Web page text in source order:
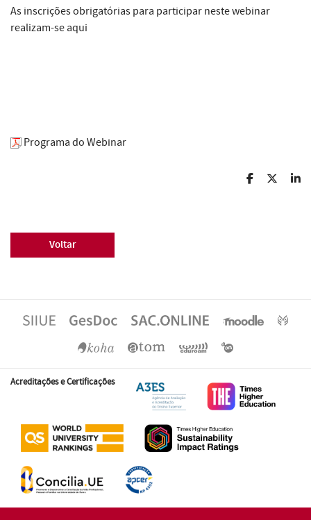
As inscrições obrigatórias para participar neste webinar
realizam-se aqui
Programa do Webinar
Voltar
Acreditações e Certificações